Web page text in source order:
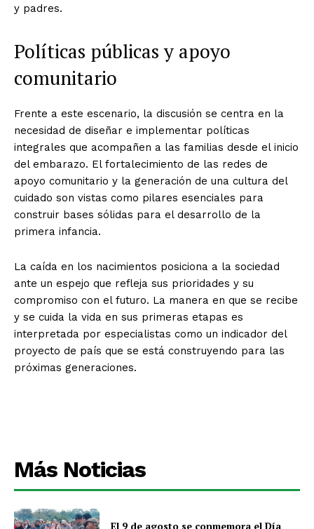
y padres.
Políticas públicas y apoyo
comunitario
Frente a este escenario, la discusión se centra en la
necesidad de diseñar e implementar políticas
integrales que acompañen a las familias desde el inicio
del embarazo. El fortalecimiento de las redes de
apoyo comunitario y la generación de una cultura del
cuidado son vistas como pilares esenciales para
construir bases sólidas para el desarrollo de la
primera infancia.
La caída en los nacimientos posiciona a la sociedad
ante un espejo que refleja sus prioridades y su
compromiso con el futuro. La manera en que se recibe
y se cuida la vida en sus primeras etapas es
interpretada por especialistas como un indicador del
proyecto de país que se está construyendo para las
próximas generaciones.
Más Noticias
El 9 de agosto se conmemora el Día